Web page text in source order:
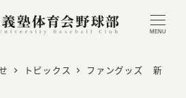
MENU
トピックス
ファングッズ 新